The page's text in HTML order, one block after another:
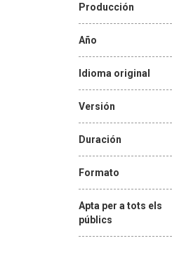
Producción
Año
Idioma original
Versión
Duración
Formato
Apta per a tots els
públics